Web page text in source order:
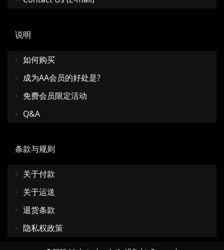
说明
如何购买
成为AA会员的好处是?
免费会员限定活动
Q&A
条款与规则
关于付款
关于运送
退货条款
隐私权政策